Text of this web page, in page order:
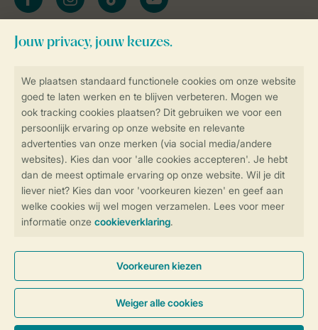
Controle over jouw gegevens &
Instellingen wijzigen
Veilig en snel online boeken
Veilige gegevensoverdracht
Veilige betaling
Blijf op de hoogte
Algemene Voorwaarden Privacy Notice Cookies en banners